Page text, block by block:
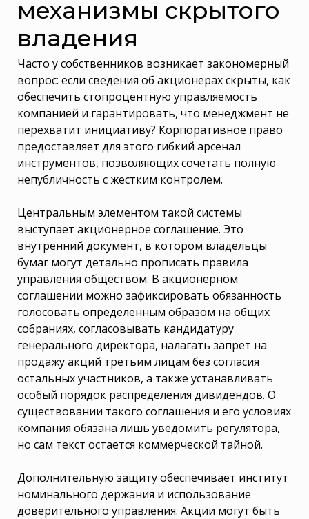
механизмы скрытого
владения
Часто у собственников возникает закономерный
вопрос: если сведения об акционерах скрыты, как
обеспечить стопроцентную управляемость
компанией и гарантировать, что менеджмент не
перехватит инициативу? Корпоративное право
предоставляет для этого гибкий арсенал
инструментов, позволяющих сочетать полную
непубличность с жестким контролем.
Центральным элементом такой системы
выступает акционерное соглашение. Это
внутренний документ, в котором владельцы
бумаг могут детально прописать правила
управления обществом. В акционерном
соглашении можно зафиксировать обязанность
голосовать определенным образом на общих
собраниях, согласовывать кандидатуру
генерального директора, налагать запрет на
продажу акций третьим лицам без согласия
остальных участников, а также устанавливать
особый порядок распределения дивидендов. О
существовании такого соглашения и его условиях
компания обязана лишь уведомить регулятора,
но сам текст остается коммерческой тайной.
Дополнительную защиту обеспечивает институт
номинального держания и использование
доверительного управления. Акции могут быть